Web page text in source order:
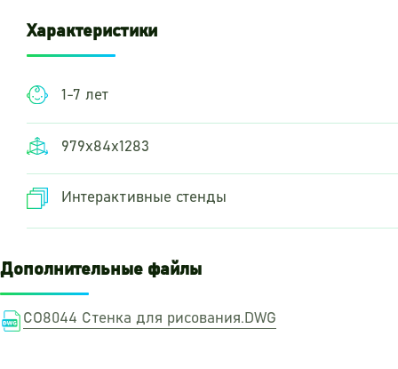
Характеристики
1-7 лет
979х84х1283
Интерактивные стенды
Дополнительные файлы
СО8044 Стенка для рисования.DWG